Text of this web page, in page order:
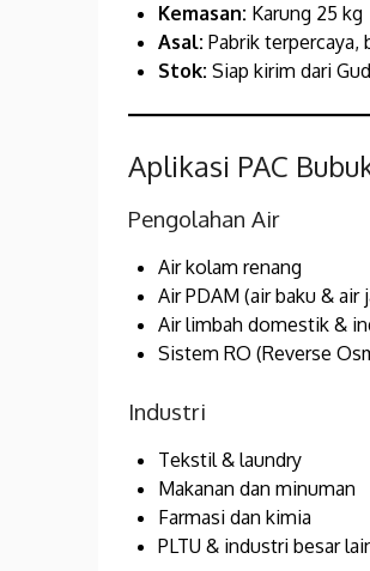
Kemasan: Karung 25 kg
Asal: Pabrik terpercaya,
Stok: Siap kirim dari
Aplikasi PAC
Pengolahan Air
Air kolam renang
Air PDAM (air baku & air
Air limbah domestik &
Sistem RO (Reverse
Industri
Tekstil & laundry
Makanan dan minuman
Farmasi dan kimia
PLTU & industri besar